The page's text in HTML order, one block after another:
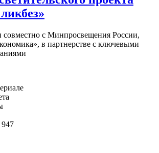
с Минпросвещения России,
в партнерстве с ключевыми